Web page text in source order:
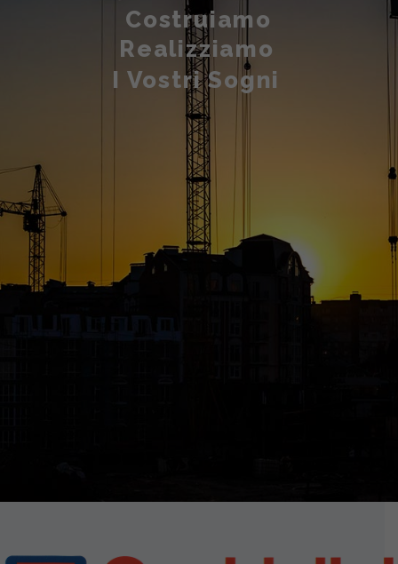
Costruiamo
Realizziamo
I Vostri Sogni